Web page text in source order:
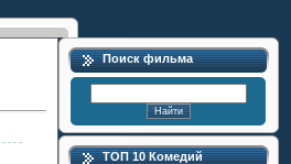
Поиск фильма
ТОП 10 Комедий